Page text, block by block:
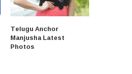
Telugu Anchor
Manjusha Latest
Photos